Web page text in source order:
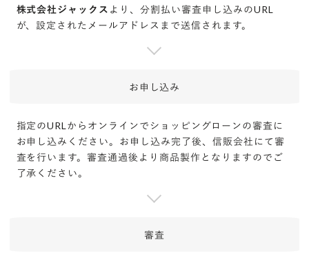
株式会社ジャックス より、分割払い審査申し込みのURL
が、設定されたメールアドレスまで送信されます。
お申し込み
指定のURLからオンラインでショッピングローンの審査に
お申し込みください。お申し込み完了後、信販会社にて審
査を行います。審査通過後より商品製作となりますのでご
了承ください。
審査